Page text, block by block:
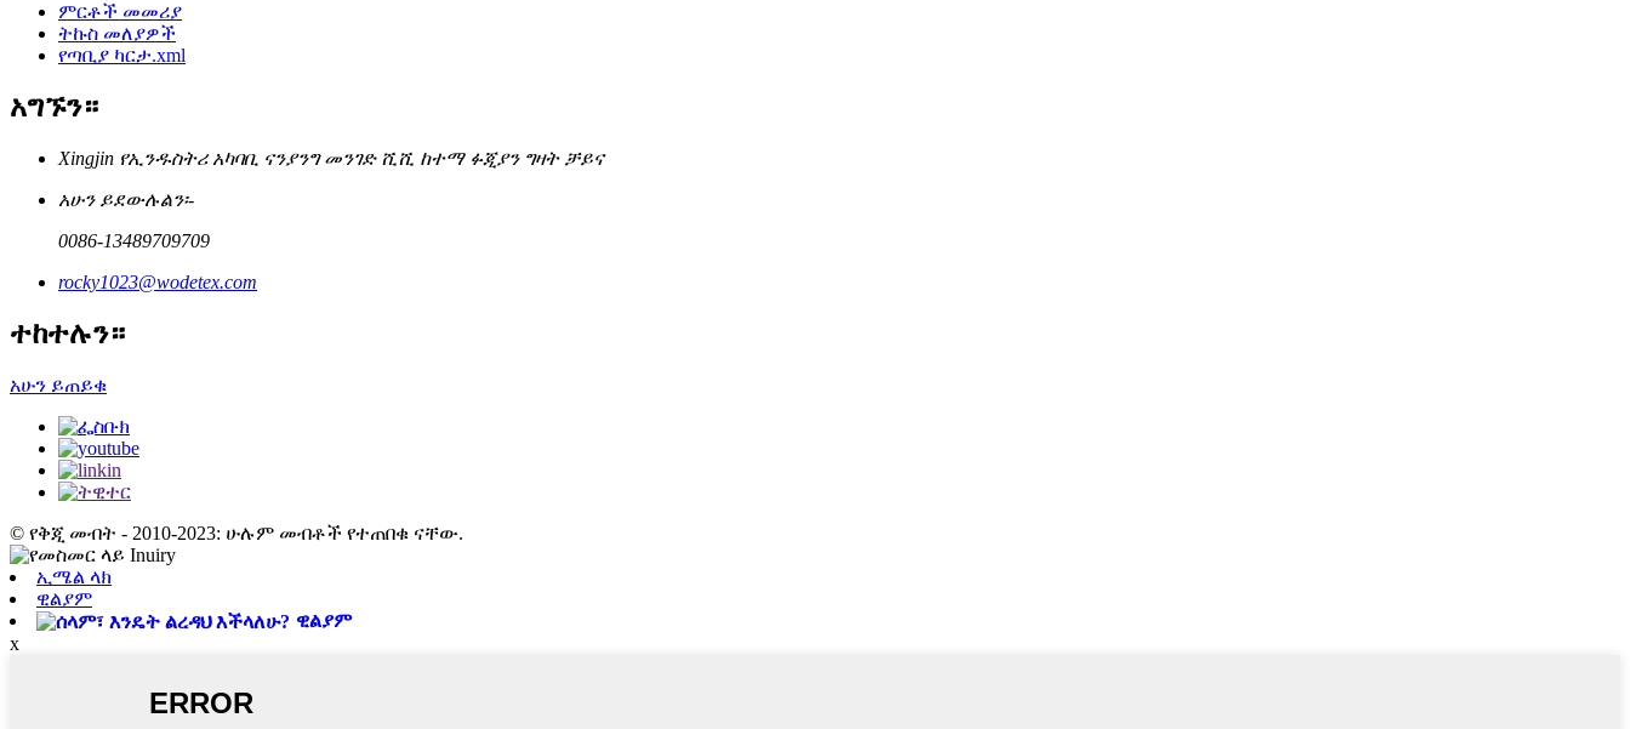
ምርቶች መመሪያ
ትኩስ መለያዎች
የጣቢያ ካርታ.xml
አግኙን።
Xingjin የኢንዱስትሪ አካባቢ ናንያንግ መንገድ ሺሺ ከተማ ፉጂያን ግዛት ቻይና
አሁን ይደውሉልን፡-
0086-13489709709
rocky1023@wodetex.com
ተከተሉን።
አሁን ይጠይቁ
© የቅጂ መብት - 2010-2023: ሁሉም መብቶች የተጠበቁ ናቸው.
ኢሜል ላክ
ዊልያም
ዊልያም
x